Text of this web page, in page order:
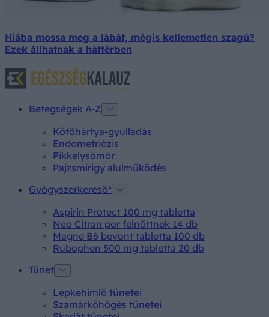
Hiába mossa meg a lábát, mégis kellemetlen szagú?
Ezek állhatnak a háttérben
Betegségek A-Z
Kötőhártya-gyulladás
Endometriózis
Pikkelysömör
Pajzsmirigy alulműködés
Gyógyszerkereső*
Aspirin Protect 100 mg tabletta
Neo Citran por felnőttnek 14 db
Magne B6 bevont tabletta 100 db
Rubophen 500 mg tabletta 20 db
Tünet
Lepkehimlő tünetei
Szamárköhögés tünetei